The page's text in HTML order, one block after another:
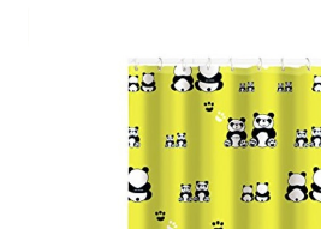
Mon compte
Page d’exemple